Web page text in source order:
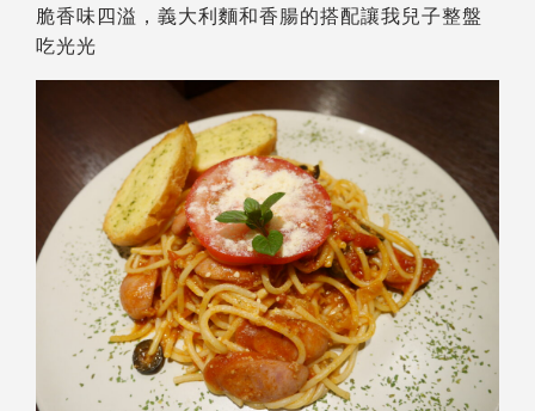
脆香味四溢，義大利麵和香腸的搭配讓我兒子整盤
吃光光